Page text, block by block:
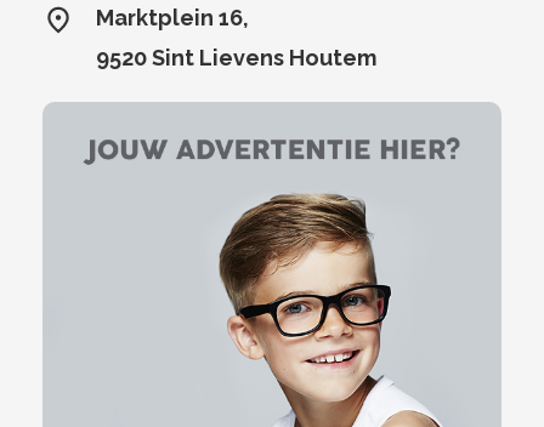
Marktplein 16,
9520 Sint Lievens Houtem